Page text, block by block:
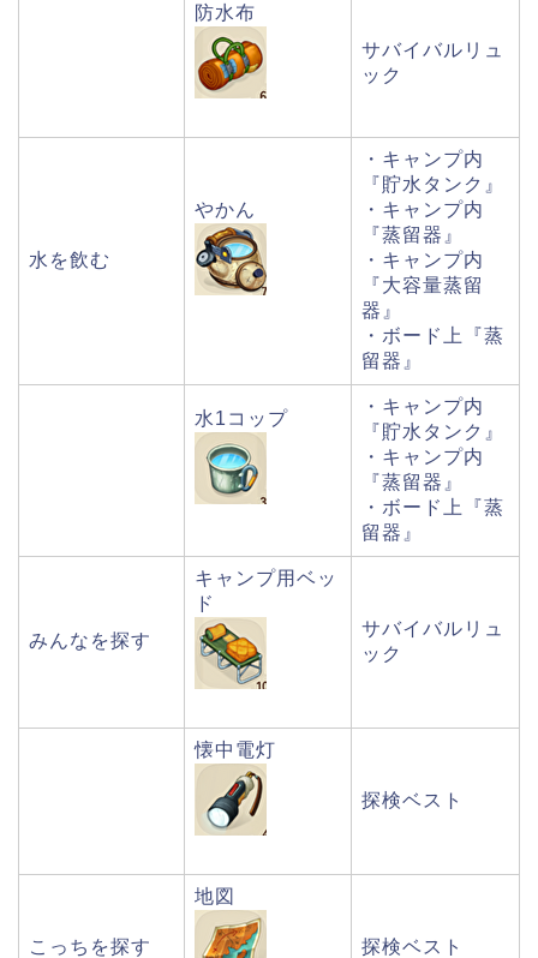
防水布
サバイバルリュ
ック
水を飲む
やかん
・キャンプ内
『貯水タンク』
・キャンプ内
『蒸留器』
・キャンプ内
『大容量蒸留
器』
・ボード上『蒸
留器』
水1コップ
・キャンプ内
『貯水タンク』
・キャンプ内
『蒸留器』
・ボード上『蒸
留器』
みんなを探す
キャンプ用ベッ
ド
サバイバルリュ
ック
懐中電灯
探検ベスト
こっちを探す
地図
探検ベスト